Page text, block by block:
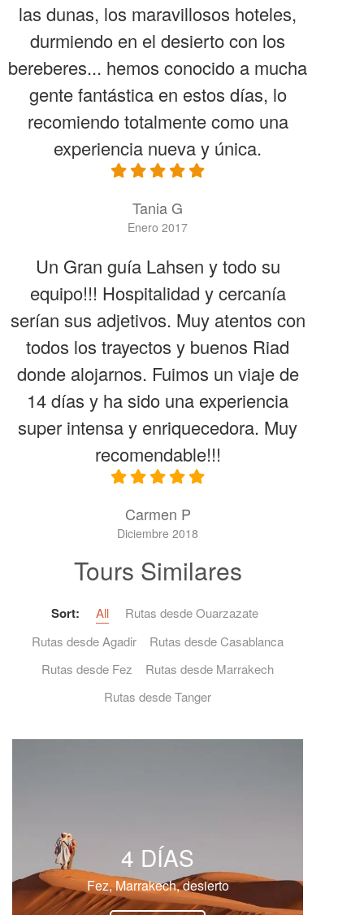
las dunas, los maravillosos hoteles,
durmiendo en el desierto con los
bereberes... hemos conocido a mucha
gente fantástica en estos días, lo
recomiendo totalmente como una
experiencia nueva y única.
Tania G
Enero 2017
Un Gran guía Lahsen y todo su
equipo!!! Hospitalidad y cercanía
serían sus adjetivos. Muy atentos con
todos los trayectos y buenos Riad
donde alojarnos. Fuimos un viaje de
14 días y ha sido una experiencia
super intensa y enriquecedora. Muy
recomendable!!!
Carmen P
Diciembre 2018
Tours Similares
Sort: All
Rutas desde Ouarzazate
Rutas desde Agadir
Rutas desde Casablanca
Rutas desde Fez
Rutas desde Marrakech
Rutas desde Tanger
4 DÍAS
Fez, Marrakech, desierto